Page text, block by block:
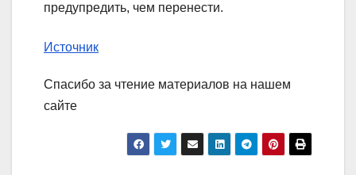
предупредить, чем перенести.
Источник
Спасибо за чтение материалов на нашем
сайте